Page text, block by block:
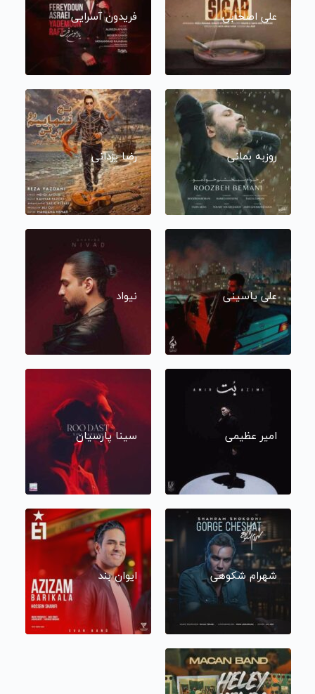
علی اصحابی فریدون آسرایی
روزبه بمانی رضا یزدانی
علی یاسینی نیواد
امیر عظیمی سینا پارسیان
شهرام شکوهی ایوان بند